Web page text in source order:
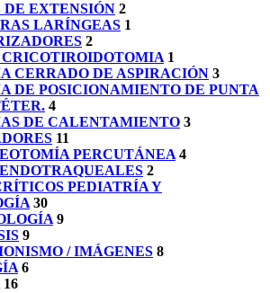
EXTENSIÓN 2
LARÍNGEAS 1
2
CRICOTIROIDOTOMIA 1
CERRADO DE ASPIRACIÓN 3
DE POSICIONAMIENTO DE PUNTA
4
DE CALENTAMIENTO 3
11
PERCUTÁNEA 4
2
PEDIATRÍA Y
30
9
9
/ IMÁGENES 8
6
16